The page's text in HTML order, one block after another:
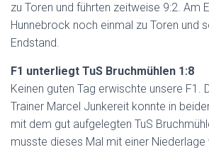
zu Toren und führten zeitweise 9:2. Am
Hunnebrock noch einmal zu Toren und
Endstand.
F1 unterliegt TuS Bruchmühlen 1:8
Keinen guten Tag erwischte unsere F1.
Trainer Marcel Junkereit konnte in
mit dem gut aufgelegten TuS
musste dieses Mal mit einer